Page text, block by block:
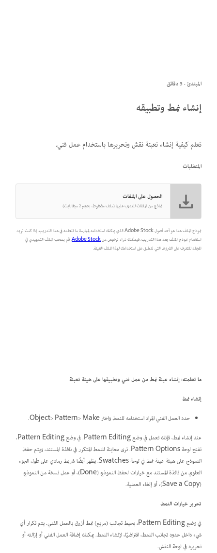
المبتدئ · 5 دقائق
إنشاء نمط وتطبيقه
تعلم كيفية إنشاء تعبئة نقش وتحريرها باستخدام عمل فني.
المتطلبات
الحصول على الملفات
نماذج من الملفات للتدرب عليها (ملف مضغوط، بحجم 2 ميغابايت)
نموذج الملف هذا هو أحد أصول Adobe Stock الذي يمكنك استخدامه لممارسة ما تتعلمه في هذا التدريب. إذا كنت تريد
استخدام نموذج الملف بعد هذا التدريب، فيمكنك شراء ترخيص منAdobe Stock. قم بسحب الملف التمهيدي في
المجلد للتعرف على الشروط التي تنطبق على استخدامك لهذا الملف العينة.
ما تعلمته: إنشاء عينة نمط من عمل فني وتطبيقها على هيئة تعبئة
إنشاء نمط
حدد العمل الفني المراد استخدامه للنمط واختر Object> Pattern> Make.
عند إنشاء نمط، فإنك تعمل في وضع Pattern Editing. في وضع Pattern Editing،
تفتح لوحة Pattern Options. ترى معاينة للنمط المتكرر في نافذة المستند، ويتم حفظ
النموذج على هيئة عينة نمط في لوحة Swatches. يظهر أيضًا شريط رمادي على طول الجزء
العلوي من نافذة المستند مع خيارات لحفظ النموذج (Done)، أو عمل نسخة من النموذج
(Save a Copy)، أو إلغاء العملية.
تحرير خيارات النمط
في وضع Pattern Editing، يحيط تجانب (مربع) نمط أزرق بالعمل الفني. يتم تكرار أي
شيء داخل حدود تجانب النمط، افتراضيًا، لإنشاء النمط. يمكنك إضافة العمل الفني أو إزالته أو
تحريره في لوحة النقش.